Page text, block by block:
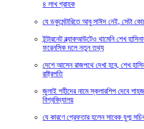
৪ লাখ গ্রাহক
যে ডকুমেন্টারিতে আবু সাঈদ নেই, সেটা
ইন্টারনেট ব্ল্যাকআউটেও থামেনি শেখ
ফরেনসিক দলে নতুন তথ্য
দেশে আসেন রাজপথে দেখা হবে, শেখ
রাষ্ট্রপতি
জুলাই শহীদের নামে স্কলারশিপ দেবে
বিশ্ববিদ্যালয়
যে কারণে গ্রেফতার হলেন সাবেক যুগ্ম